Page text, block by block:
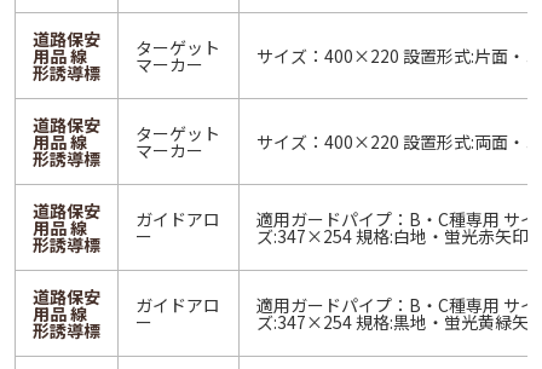
道路保安
用品 線
形誘導標
ターゲット
マーカー サイズ：400×220 設置形式:片面・
道路保安
用品 線
形誘導標
ターゲット
マーカー サイズ：400×220 設置形式:両面・
道路保安
用品 線
形誘導標
ガイドアロ
ー
適用ガードパイプ：B・C種専用 サイ
ズ:347×254 規格:白地・蛍光赤矢印
道路保安
用品 線
形誘導標
ガイドアロ
ー
適用ガードパイプ：B・C種専用 サイ
ズ:347×254 規格:黒地・蛍光黄緑矢